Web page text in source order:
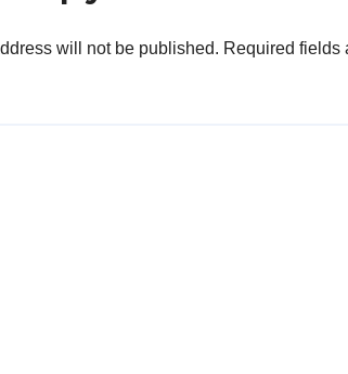
will not be published. Required fields